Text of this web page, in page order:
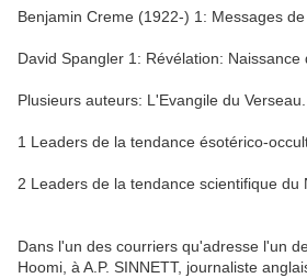
Benjamin Creme (1922-) 1: Messages
David Spangler 1: Révélation: Naissance
Plusieurs auteurs: L'Evangile du Verseau.
1 Leaders de la tendance ésotérico-
2 Leaders de la tendance scientifique du
Dans l'un des courriers qu'adresse l'un
Hoomi, à A.P. SINNETT, journaliste